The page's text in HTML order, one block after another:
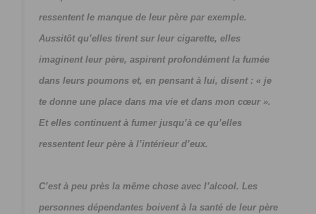
ressentent le manque de leur père par exemple.
Aussitôt qu’elles tirent sur leur cigarette, elles
imaginent leur père, aspirent profondément la fumée
dans leurs poumons et, en pensant à lui, disent : « je
te donne une place dans ma vie et dans mon cœur ».
Et elles continuent à fumer jusqu’à ce qu’elles
ressentent leur père à l’intérieur d’eux.
C’est à peu près la même chose avec l’alcool. Les
personnes dépendantes boivent à la santé de leur père